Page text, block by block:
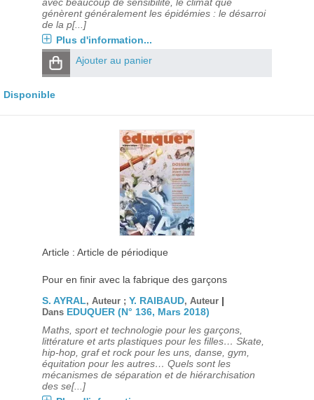
génèrent généralement les épidémies : le désarroi
de la p[...]
Plus d'information...
Ajouter au panier
Disponible
Article : Article de périodique
Pour en finir avec la fabrique des garçons
S. AYRAL, Auteur ; Y. RAIBAUD, Auteur |
Dans EDUQUER (N° 136, Mars 2018)
Maths, sport et technologie pour les garçons,
littérature et arts plastiques pour les filles… Skate,
hip-hop, graf et rock pour les uns, danse, gym,
équitation pour les autres… Quels sont les
mécanismes de séparation et de hiérarchisation
des se[...]